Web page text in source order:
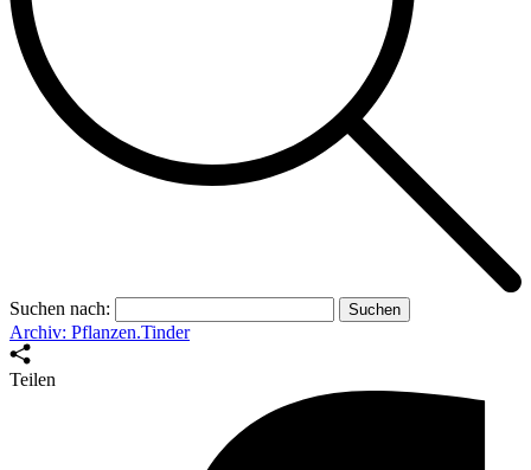
Suchen nach:
Archiv: Pflanzen.Tinder
Teilen